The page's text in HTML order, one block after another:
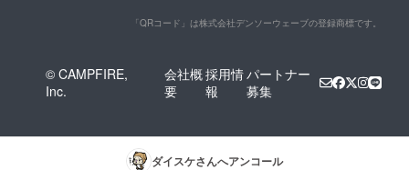
「QRコード」は株式会社デンソーウェーブの登録商標です。
© CAMPFIRE,
Inc.
会社概
要
採用情
報
パートナー
募集
ダイスケさんへアンコール